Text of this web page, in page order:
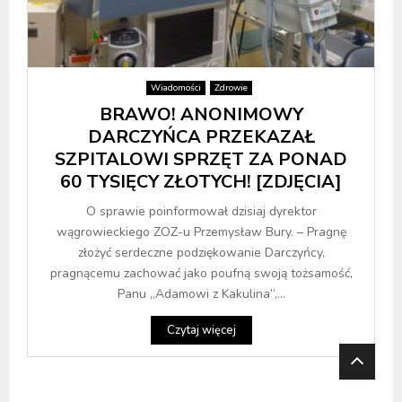
Wiadomości Zdrowie
BRAWO! ANONIMOWY
DARCZYŃCA PRZEKAZAŁ
SZPITALOWI SPRZĘT ZA PONAD
60 TYSIĘCY ZŁOTYCH! [ZDJĘCIA]
O sprawie poinformował dzisiaj dyrektor
wągrowieckiego ZOZ-u Przemysław Bury. – Pragnę
złożyć serdeczne podziękowanie Darczyńcy,
pragnącemu zachować jako poufną swoją tożsamość,
Panu „Adamowi z Kakulina”,...
Czytaj więcej